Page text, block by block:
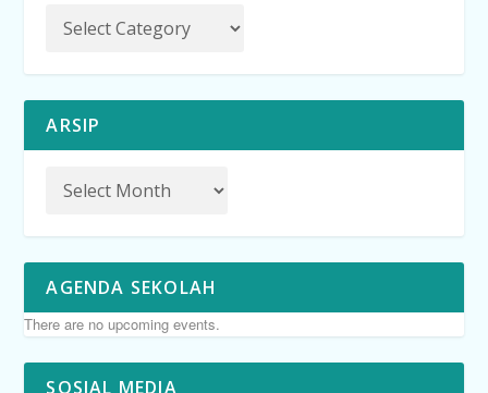
ARSIP
AGENDA SEKOLAH
There are no upcoming events.
SOSIAL MEDIA